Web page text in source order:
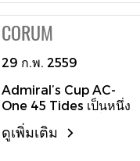
ชัดเจน สามารถกันน้ำได้
ลึกถึง 300 เมตร กระชับ
ไทเทเนี่ยมผสมผสานด้วย
ที่สัมผัสกับข้อมือ ขณะที่
ด้านนอกประกบด้วยผ้า
ไฟเบอร์สุดไฮเทค ได้รับ
ประกาศนียบัตรรับรอง
พร้อมขีดบอกเวลาด้วย
เพชรเม็ดงาม ขอบตัว
ระยับจากเพชรเม็ดงามนับ
สายเคเบิ้ลที่ทำจากสเต
นเลสสตีลเงางาม สำหรับ
สไตล์สุภาพบุรุษ จะโดด
เด่นด้วยการประทับโลโก้
บันดาลใจมาจากทหาร
หาญในสมรภูมิ มีความ
แข็งแกร่งทนทานด้วยตัว
เรือนโลหะชั้นเยี่ยม ตัว
ศูนย์กลาง 40 มิลลิเมตร
พร้อมอ่านค่าเวลาได้
อย่างชัดเจนและแม่นยำ
ด้วยกลไกควอตซ์คุณภาพ
CORUM
29 ก.พ. 2559
Admiral’s Cup AC-
One 45 Tides เป็นหนึ่ง
ในสุดยอดนาฬิกาที่
สามารถบ่งบอกการวัด
ดูเพิ่มเติม